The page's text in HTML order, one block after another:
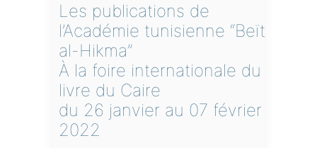
Les publications de
l’Académie tunisienne “Beït
al-Hikma”
À la foire internationale du
livre du Caire
du 26 janvier au 07 février
2022